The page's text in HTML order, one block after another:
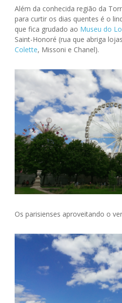
Além da conhecida região da
para curtir os dias quentes é o
que fica grudado ao Museu do
Saint-Honoré (rua que abriga
Colette, Missoni e Chanel).
Os parisienses aproveitando o